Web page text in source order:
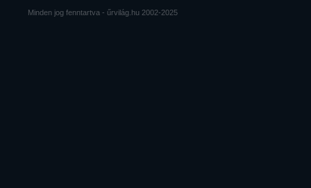
Minden jog fenntartva - űrvilág.hu 2002-2025